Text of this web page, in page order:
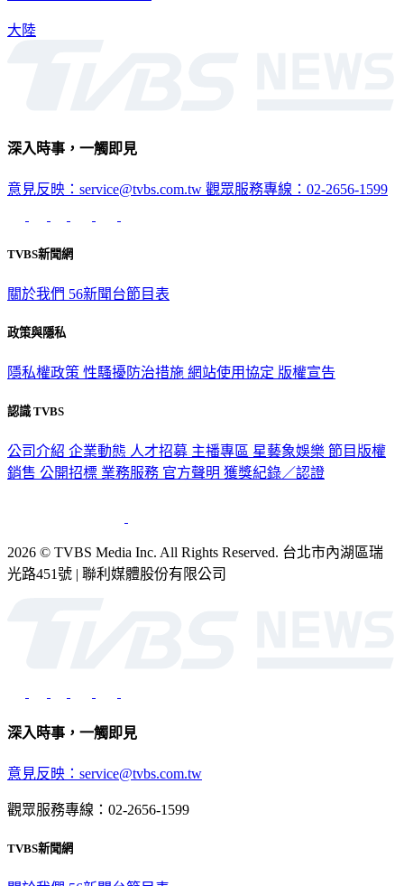
大陸
深入時事，一觸即見
意見反映：service@tvbs.com.tw 觀眾服務專線：02-2656-1599
TVBS新聞網
關於我們 56新聞台節目表
政策與隱私
隱私權政策 性騷擾防治措施 網站使用協定 版權宣告
認識 TVBS
公司介紹 企業動態 人才招募 主播專區 星藝象娛樂 節目版權
銷售 公開招標 業務服務 官方聲明 獲獎紀錄／認證
2026 © TVBS Media Inc. All Rights Reserved. 台北市內湖區瑞
光路451號 | 聯利媒體股份有限公司
深入時事，一觸即見
意見反映：service@tvbs.com.tw
觀眾服務專線：02-2656-1599
TVBS新聞網